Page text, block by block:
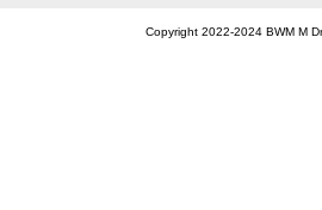
Copyright 2022-2024 BWM M